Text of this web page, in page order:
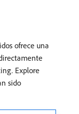
ofrece una
Explore
sido